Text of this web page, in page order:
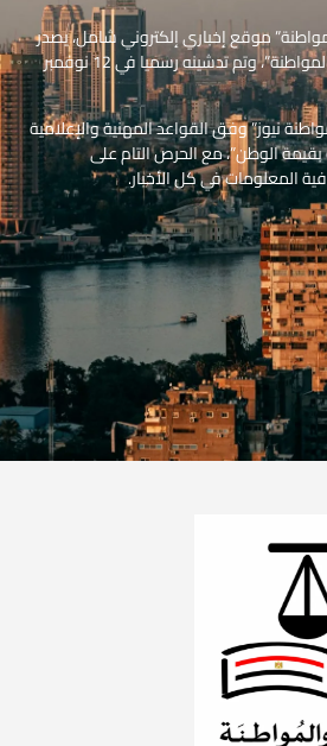
موقع إخباري إلكتروني شامل، يصدر
عن حزب “حقوق الإنسان والمواطنة”، وتم تدشينه رسميا في 12 نوفمبر
نيوز” وفق القواعد المهنية والإعلامية
الوطن”، مع الحرص التام على
المعلومات في كل الأخبار.